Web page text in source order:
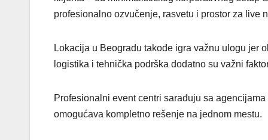
profesionalno ozvučenje, rasvetu i prostor za live
Lokacija u Beogradu takođe igra važnu ulogu jer
logistika i tehnička podrška dodatno su važni
Profesionalni event centri sarađuju sa
omogućava kompletno rešenje na jednom mestu.